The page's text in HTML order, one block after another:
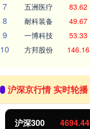
7 五洲医疗 83.62
8 耐科装备 49.67
9 一博科技 53.33
10 方邦股份 146.16
沪深京行情 实时轮播
北证50 1134.24